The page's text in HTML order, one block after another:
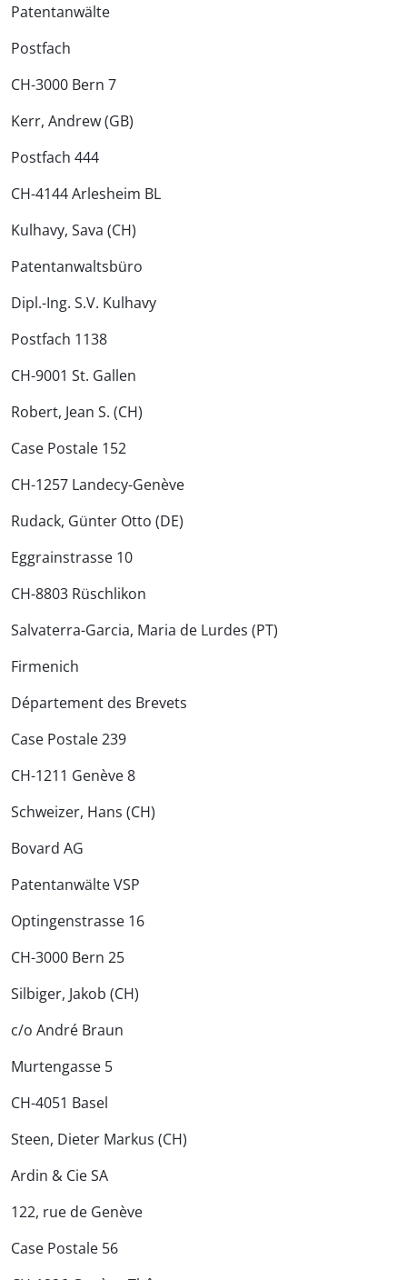
Patentanwälte
Postfach
CH-3000 Bern 7
Kerr, Andrew (GB)
Postfach 444
CH-4144 Arlesheim BL
Kulhavy, Sava (CH)
Patentanwaltsbüro
Dipl.-Ing. S.V. Kulhavy
Postfach 1138
CH-9001 St. Gallen
Robert, Jean S. (CH)
Case Postale 152
CH-1257 Landecy-Genève
Rudack, Günter Otto (DE)
Eggrainstrasse 10
CH-8803 Rüschlikon
Salvaterra-Garcia, Maria de Lurdes (PT)
Firmenich
Département des Brevets
Case Postale 239
CH-1211 Genève 8
Schweizer, Hans (CH)
Bovard AG
Patentanwälte VSP
Optingenstrasse 16
CH-3000 Bern 25
Silbiger, Jakob (CH)
c/o André Braun
Murtengasse 5
CH-4051 Basel
Steen, Dieter Markus (CH)
Ardin & Cie SA
122, rue de Genève
Case Postale 56